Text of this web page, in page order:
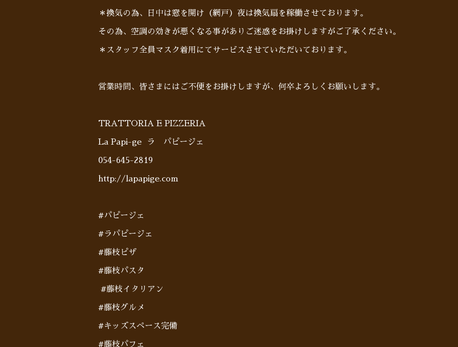
＊換気の為、日中は窓を開け（網戸）夜は換気扇を稼働させております。
その為、空調の効きが悪くなる事がありご迷惑をお掛けしますがご了承ください。
＊スタッフ全員マスク着用にてサービスさせていただいております。
営業時間、皆さまにはご不便をお掛けしますが、何卒よろしくお願いします。
TRATTORIA E PIZZERIA
La Papi-ge ラ パピージェ
054-645-2819
http://lapapige.com
#パピージェ
#ラパピージェ
#藤枝ピザ
#藤枝パスタ
#藤枝イタリアン
#藤枝グルメ
#キッズスペース完備
#藤枝パフェ